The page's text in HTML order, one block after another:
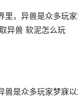
里，异兽是众多玩
异兽 软泥怎么玩
兽是众多玩家梦寐